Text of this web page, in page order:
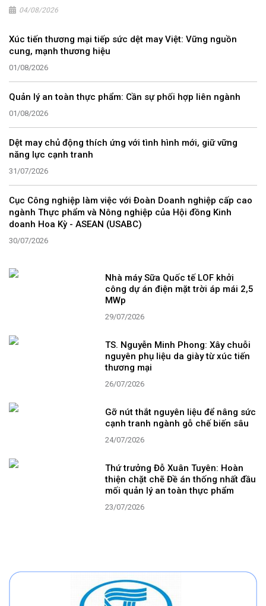
04/08/2026
Xúc tiến thương mại tiếp sức dệt may Việt: Vững nguồn
cung, mạnh thương hiệu
01/08/2026
Quản lý an toàn thực phẩm: Cần sự phối hợp liên ngành
01/08/2026
Dệt may chủ động thích ứng với tình hình mới, giữ vững
năng lực cạnh tranh
31/07/2026
Cục Công nghiệp làm việc với Đoàn Doanh nghiệp cấp cao
ngành Thực phẩm và Nông nghiệp của Hội đồng Kinh
doanh Hoa Kỳ - ASEAN (USABC)
30/07/2026
Nhà máy Sữa Quốc tế LOF khởi
công dự án điện mặt trời áp mái 2,5
MWp
29/07/2026
TS. Nguyễn Minh Phong: Xây chuỗi
nguyên phụ liệu da giày từ xúc tiến
thương mại
26/07/2026
Gỡ nút thắt nguyên liệu để nâng sức
cạnh tranh ngành gỗ chế biến sâu
24/07/2026
Thứ trưởng Đỗ Xuân Tuyên: Hoàn
thiện chặt chẽ Đề án thống nhất đầu
mối quản lý an toàn thực phẩm
23/07/2026